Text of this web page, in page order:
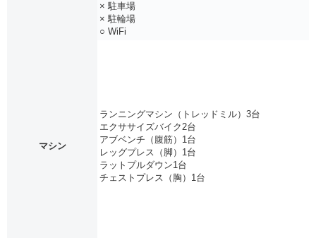
× 駐車場
× 駐輪場
○ WiFi
マシン
ランニングマシン（トレッドミル）3台
エクササイズバイク2台
アブベンチ（腹筋）1台
レッグプレス（脚）1台
ラットプルダウン1台
チェストプレス（胸）1台